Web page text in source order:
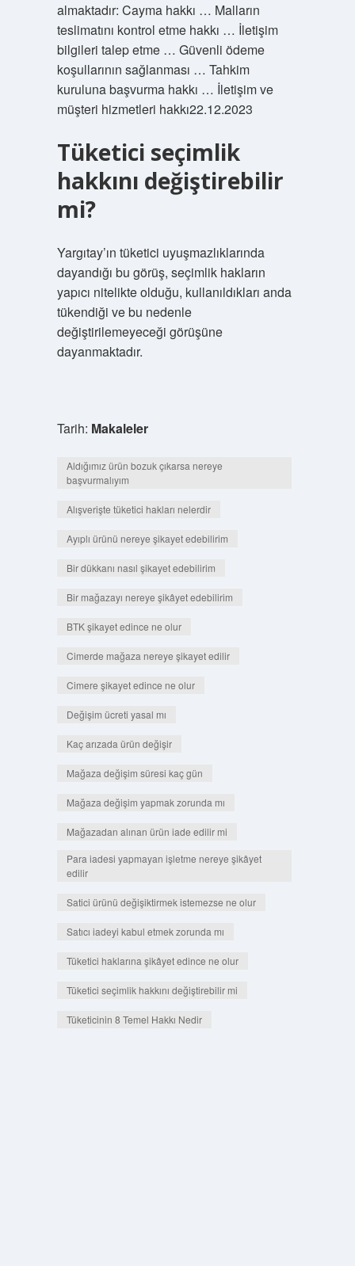
almaktadır: Cayma hakkı … Malların
teslimatını kontrol etme hakkı … İletişim
bilgileri talep etme … Güvenli ödeme
koşullarının sağlanması … Tahkim
kuruluna başvurma hakkı … İletişim ve
müşteri hizmetleri hakkı22.12.2023
Tüketici seçimlik
hakkını değiştirebilir
mi?
Yargıtay’ın tüketici uyuşmazlıklarında
dayandığı bu görüş, seçimlik hakların
yapıcı nitelikte olduğu, kullanıldıkları anda
tükendiği ve bu nedenle
değiştirilemeyeceği görüşüne
dayanmaktadır.
Tarih: Makaleler
Aldığımız ürün bozuk çıkarsa nereye
başvurmalıyım
Alışverişte tüketici hakları nelerdir
Ayıplı ürünü nereye şikayet edebilirim
Bir dükkanı nasıl şikayet edebilirim
Bir mağazayı nereye şikâyet edebilirim
BTK şikayet edince ne olur
Cimerde mağaza nereye şikayet edilir
Cimere şikayet edince ne olur
Değişim ücreti yasal mı
Kaç arızada ürün değişir
Mağaza değişim süresi kaç gün
Mağaza değişim yapmak zorunda mı
Mağazadan alınan ürün iade edilir mi
Para iadesi yapmayan işletme nereye şikâyet
edilir
Satici ürünü değişiktirmek istemezse ne olur
Satıcı iadeyi kabul etmek zorunda mı
Tüketici haklarına şikâyet edince ne olur
Tüketici seçimlik hakkını değiştirebilir mi
Tüketicinin 8 Temel Hakkı Nedir